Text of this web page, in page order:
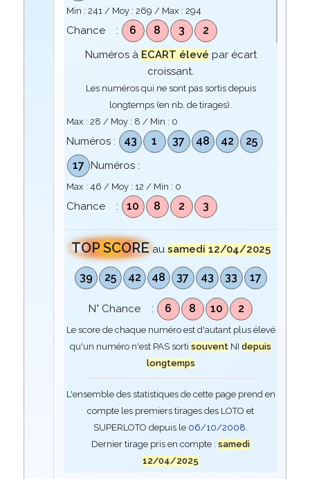
Min : 241/ Moy : 269 / Max : 294
Chance : 6 8 3 2
Numéros à ECART élevé par écart
croissant.
Les numéros qui ne sont pas sortis depuis
longtemps (en nb. de tirages).
Max : 28 / Moy : 8 / Min : 0
Numéros : 43 1 37 48 42
25
17 Numéros :
Max : 46 / Moy : 12 / Min : 0
Chance : 10 8 2 3
TOP SCORE au samedi 12/04/2025
39 25 42 48 37 43 33 17
N° Chance : 6 8 10 2
Le score de chaque numéro est d'autant plus élevé
qu'un numéro n'est PAS sortisouvent NIdepuis
longtemps
L'ensemble des statistiques de cette page prend en
compte les premiers tirages des LOTO et
SUPERLOTO depuis le 06/10/2008.
Dernier tirage pris en compte :samedi
12/04/2025